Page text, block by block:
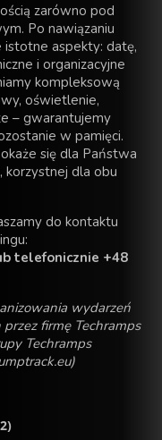
zarówno pod
Po nawiązaniu
aspekty: datę,
i organizacyjne
kompleksową
oświetlenie,
– gwarantujemy
w pamięci.
się dla Państwa
korzystnej dla obu
do kontaktu
telefonicznie +48
wydarzeń
firmę Techramps
Techramps